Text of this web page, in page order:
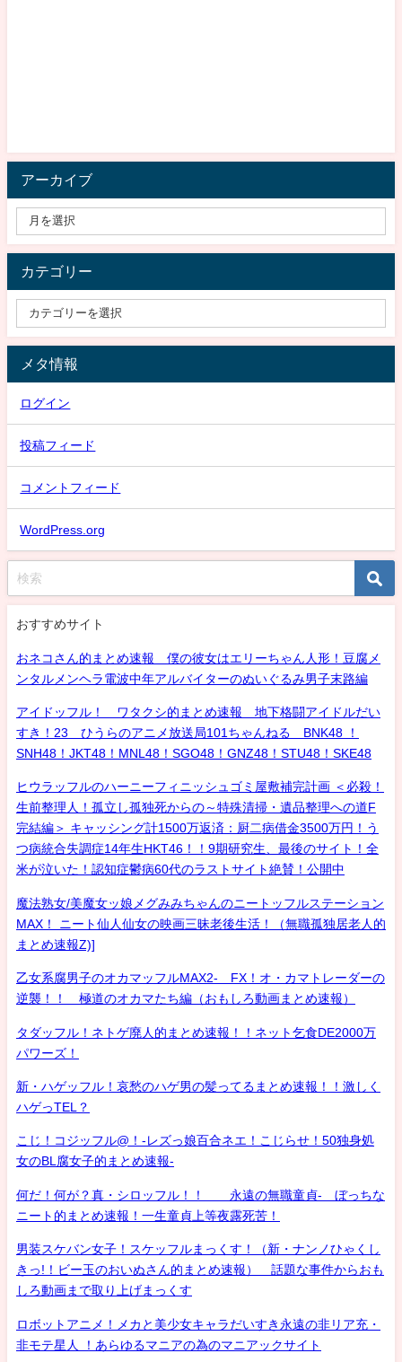
アーカイブ
カテゴリー
メタ情報
ログイン
投稿フィード
コメントフィード
WordPress.org
おすすめサイト
おネコさん的まとめ速報 僕の彼女はエリーちゃん人形！豆腐メ
ンタルメンヘラ電波中年アルバイターのぬいぐるみ男子末路編
アイドッフル！ ワタクシ的まとめ速報 地下格闘アイドルだい
すき！23 ひうらのアニメ放送局101ちゃんねる BNK48 ！
SNH48！JKT48！MNL48！SGO48！GNZ48！STU48！SKE48
ヒウラッフルのハーニーフィニッシュゴミ屋敷補完計画 ＜必殺！
生前整理人！孤立し孤独死からの～特殊清掃・遺品整理への道F
完結編＞ キャッシング計1500万返済：厨二病借金3500万円！う
つ病統合失調症14年生HKT46！！9期研究生、最後のサイト！全
米が泣いた！認知症鬱病60代のラストサイト絶賛！公開中
魔法熟女/美魔女ッ娘メグみみちゃんのニートッフルステーション
MAX！ ニート仙人仙女の映画三昧老後生活！（無職孤独居老人的
まとめ速報Z)]
乙女系腐男子のオカマッフルMAX2- FX！オ・カマトレーダーの
逆襲！！ 極道のオカマたち編（おもしろ動画まとめ速報）
タダッフル！ネトゲ廃人的まとめ速報！！ネット乞食DE2000万
パワーズ！
新・ハゲッフル！哀愁のハゲ男の髪ってるまとめ速報！！激しく
ハゲっTEL？
こじ！コジッフル@！-レズっ娘百合ネエ！こじらせ！50独身処
女のBL腐女子的まとめ速報-
何だ！何が？真・シロッフル！！ 永遠の無職童貞- ぼっちな
ニート的まとめ速報！一生童貞上等夜露死苦！
男装スケバン女子！スケッフルまっくす！（新・ナンノひゃくし
きっ!！ビー玉のおいぬさん的まとめ速報） 話題な事件からおも
しろ動画まで取り上げまっくす
ロボットアニメ！メカと美少女キャラだいすき永遠の非リア充・
非モテ星人 ！あらゆるマニアの為のマニアックサイト